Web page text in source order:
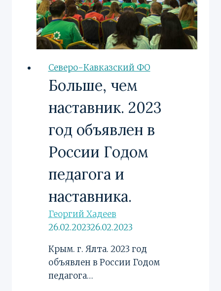
Северо-Кавказский ФО
Больше, чем
наставник. 2023
год объявлен в
России Годом
педагога и
наставника.
Георгий Хадеев
26.02.202326.02.2023
Крым. г. Ялта. 2023 год
объявлен в России Годом
педагога…